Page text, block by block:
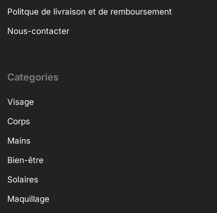
Politque de livraison et de remboursement
Nous-contacter
Categories
Visage
Corps
Mains
Bien-être
Solaires
Maquillage